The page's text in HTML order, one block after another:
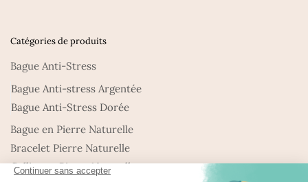
Catégories de produits
Bague Anti-Stress
Bague Anti-stress Argentée
Bague Anti-Stress Dorée
Bague en Pierre Naturelle
Bracelet Pierre Naturelle
Collier en Pierre Naturelle